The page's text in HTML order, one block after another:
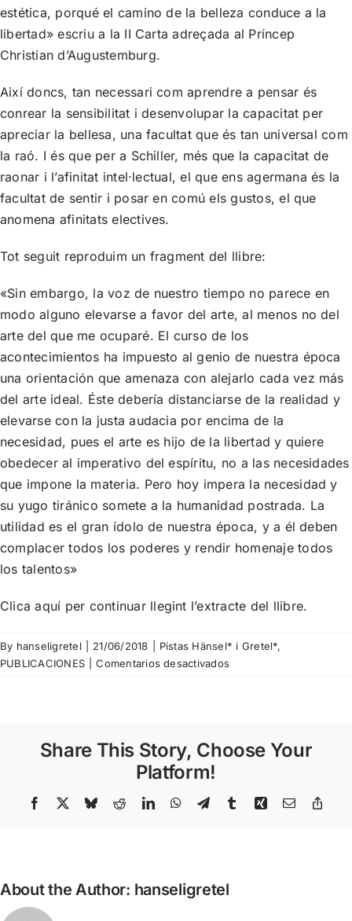
estética, porqué el camino de la belleza conduce a la
libertad» escriu a la II Carta adreçada al Príncep
Christian d’Augustemburg.
Així doncs, tan necessari com aprendre a pensar és
conrear la sensibilitat i desenvolupar la capacitat per
apreciar la bellesa, una facultat que és tan universal com
la raó. I és que per a Schiller, més que la capacitat de
raonar i l’afinitat intel·lectual, el que ens agermana és la
facultat de sentir i posar en comú els gustos, el que
anomena afinitats electives.
Tot seguit reproduim un fragment del llibre:
«Sin embargo, la voz de nuestro tiempo no parece en
modo alguno elevarse a favor del arte, al menos no del
arte del que me ocuparé. El curso de los
acontecimientos ha impuesto al genio de nuestra época
una orientación que amenaza con alejarlo cada vez más
del arte ideal. Éste debería distanciarse de la realidad y
elevarse con la justa audacia por encima de la
necesidad, pues el arte es hijo de la libertad y quiere
obedecer al imperativo del espíritu, no a las necesidades
que impone la materia. Pero hoy impera la necesidad y
su yugo tiránico somete a la humanidad postrada. La
utilidad es el gran ídolo de nuestra época, y a él deben
complacer todos los poderes y rendir homenaje todos
los talentos»
Clicaaquí per continuar llegint l’extracte del llibre.
By hanseligretel 21/06/2018 Pistas Hänsel* i Gretel*,
PUBLICACIONES
Comentarios desactivadosen
Schiller
sobre
Share This Story, Choose Your
Platform!
Facebook BlueskyRedditLinkedInWhatsApp
TelegramTumblrXing Email
About the Author: hanseligretel